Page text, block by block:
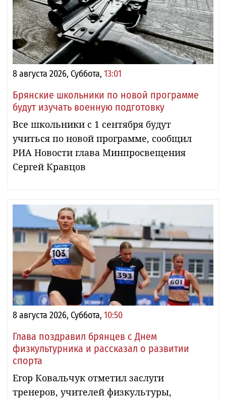
8 августа 2026, Суббота, 13:01
Брянские школьники по новой программе
будут изучать военную подготовку
Все школьники с 1 сентября будут
учиться по новой программе, сообщил
РИА Новости глава Минпросвещения
Сергей Кравцов
8 августа 2026, Суббота, 10:50
Глава поздравил брянцев с Днем
физкультурника и рассказал о развитии
спорта
Егор Ковальчук отметил заслуги
тренеров, учителей физкультуры,